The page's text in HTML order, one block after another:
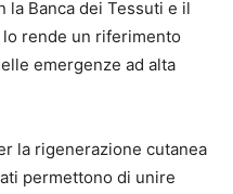
Banca dei Tessuti e il
lo rende un riferimento
emergenze ad alta
la rigenerazione cutanea
permettono di unire